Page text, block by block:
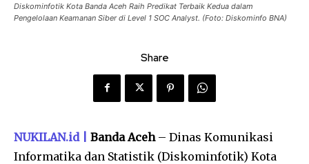
Diskominfotik Kota Banda Aceh Raih Predikat Terbaik Kedua dalam
Pengelolaan Keamanan Siber di Level 1 SOC Analyst. (Foto: Diskominfo BNA)
Share
NUKILAN.id | Banda Aceh– Dinas Komunikasi
Informatika dan Statistik (Diskominfotik) Kota